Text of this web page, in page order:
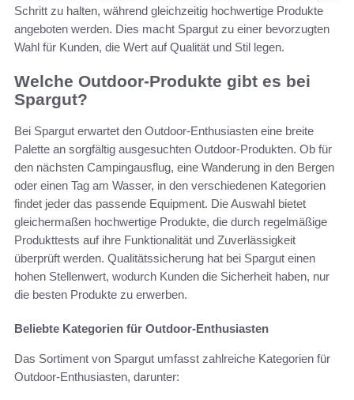
Schritt zu halten, während gleichzeitig hochwertige Produkte
angeboten werden. Dies macht Spargut zu einer bevorzugten
Wahl für Kunden, die Wert auf Qualität und Stil legen.
Welche Outdoor-Produkte gibt es bei
Spargut?
Bei Spargut erwartet den Outdoor-Enthusiasten eine breite
Palette an sorgfältig ausgesuchten Outdoor-Produkten. Ob für
den nächsten Campingausflug, eine Wanderung in den Bergen
oder einen Tag am Wasser, in den verschiedenen Kategorien
findet jeder das passende Equipment. Die Auswahl bietet
gleichermaßen hochwertige Produkte, die durch regelmäßige
Produkttests auf ihre Funktionalität und Zuverlässigkeit
überprüft werden. Qualitätssicherung hat bei Spargut einen
hohen Stellenwert, wodurch Kunden die Sicherheit haben, nur
die besten Produkte zu erwerben.
Beliebte Kategorien für Outdoor-Enthusiasten
Das Sortiment von Spargut umfasst zahlreiche Kategorien für
Outdoor-Enthusiasten, darunter: